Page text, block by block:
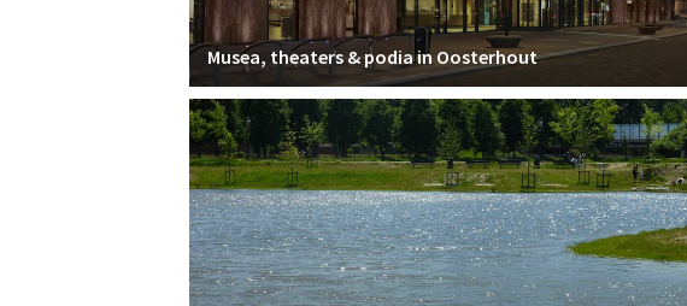
Musea, theaters & podia in Oosterhout